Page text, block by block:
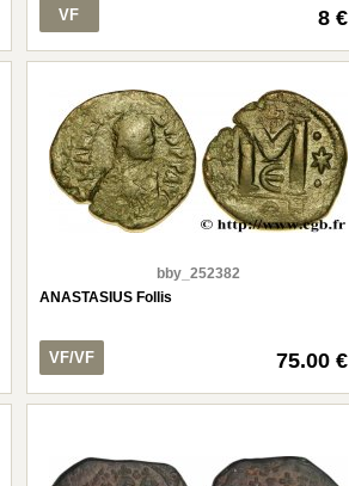
VF 8 €
bby_252382
ANASTASIUS Follis
VF/VF 75.00 €